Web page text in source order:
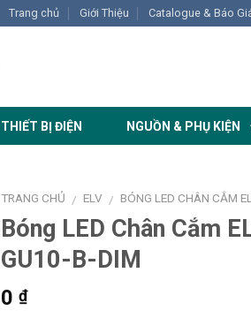
Trang chủ Giới Thiệu Catalogue & Báo
THIẾT BỊ ĐIỆN NGUỒN & PHỤ KIỆN
TRANG CHỦ / ELV / BÓNG LED CHÂN CẮM
Bóng LED Chân Cắm
GU10-B-DIM
0 ₫